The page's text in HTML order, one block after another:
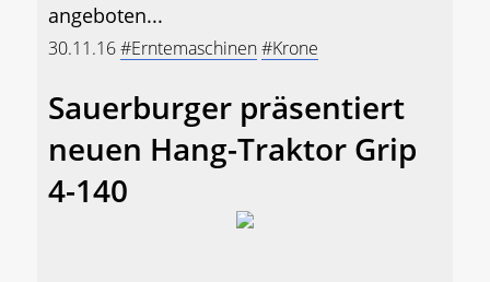
angeboten...
30.11.16#Erntemaschinen#Krone
Sauerburger präsentiert
neuen Hang-Traktor Grip
4-140